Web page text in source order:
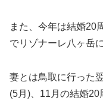
また、今年は結婚20
でリゾナーレ八ヶ岳
妻とは鳥取に行った
(5月)、11月の結婚